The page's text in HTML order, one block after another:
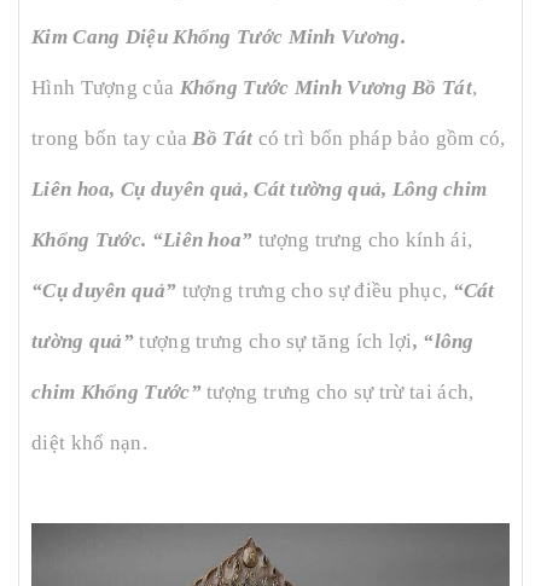
Kim Cang Diệu Khổng Tước Minh Vương.
Hình Tượng của Khổng Tước Minh Vương Bồ Tát,
trong bốn tay củaBồ Tát có trì bốn pháp bảo gồm có,
Liên hoa, Cụ duyên quả, Cát tường quả, Lông chim
Khổng Tước. “Liên hoa” tượng trưng cho kính ái,
“Cụ duyên quả” tượng trưng cho sự điều phục, “Cát
tường quả”tượng trưng cho sự tăng ích lợi, “lông
chim Khổng Tước” tượng trưng cho sự trừ tai ách,
diệt khổ nạn.